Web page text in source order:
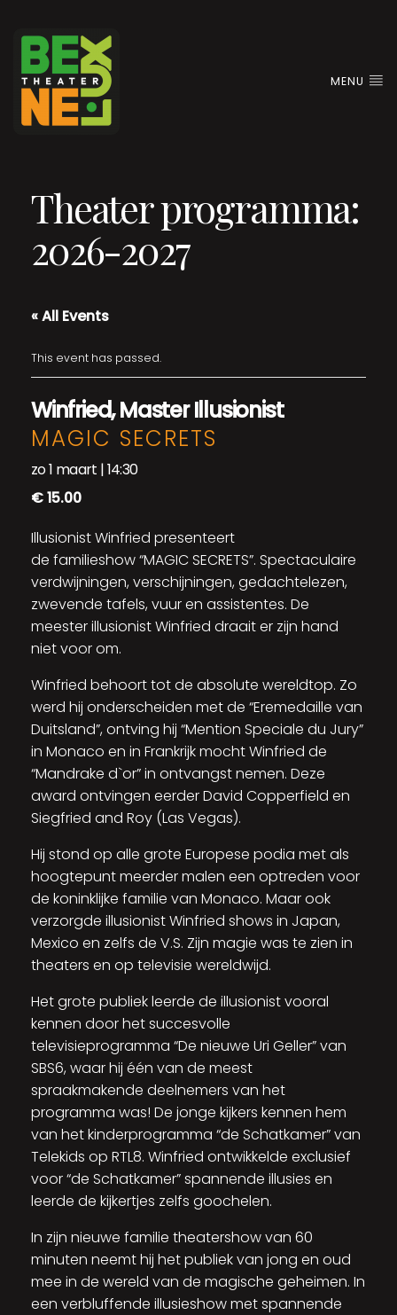
MENU
Theater programma:
2026-2027
« All Events
This event has passed.
Winfried, Master Illusionist
MAGIC SECRETS
zo 1 maart | 14:30
€ 15.00
Illusionist Winfried presenteert
de familieshow “MAGIC SECRETS”. Spectaculaire
verdwijningen, verschijningen, gedachtelezen,
zwevende tafels, vuur en assistentes. De
meester illusionist Winfried draait er zijn hand
niet voor om.
Winfried behoort tot de absolute wereldtop. Zo
werd hij onderscheiden met de “Eremedaille van
Duitsland”, ontving hij “Mention Speciale du Jury”
in Monaco en in Frankrijk mocht Winfried de
“Mandrake d`or” in ontvangst nemen. Deze
award ontvingen eerder David Copperfield en
Siegfried and Roy (Las Vegas).
Hij stond op alle grote Europese podia met als
hoogtepunt meerder malen een optreden voor
de koninklijke familie van Monaco. Maar ook
verzorgde illusionist Winfried shows in Japan,
Mexico en zelfs de V.S. Zijn magie was te zien in
theaters en op televisie wereldwijd.
Het grote publiek leerde de illusionist vooral
kennen door het succesvolle
televisieprogramma “De nieuwe Uri Geller” van
SBS6, waar hij één van de meest
spraakmakende deelnemers van het
programma was! De jonge kijkers kennen hem
van het kinderprogramma “de Schatkamer” van
Telekids op RTL8. Winfried ontwikkelde exclusief
voor “de Schatkamer” spannende illusies en
leerde de kijkertjes zelfs goochelen.
In zijn nieuwe familie theatershow van 60
minuten neemt hij het publiek van jong en oud
mee in de wereld van de magische geheimen. In
een verbluffende illusieshow met spannende